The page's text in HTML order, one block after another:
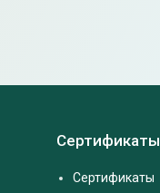
Сертификаты
Сертификаты